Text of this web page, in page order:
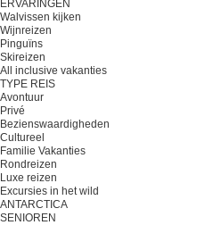
ERVARINGEN
Walvissen kijken
Wijnreizen
Pinguïns
Skireizen
All inclusive vakanties
TYPE REIS
Avontuur
Privé
Bezienswaardigheden
Cultureel
Familie Vakanties
Rondreizen
Luxe reizen
Excursies in het wild
ANTARCTICA
SENIOREN